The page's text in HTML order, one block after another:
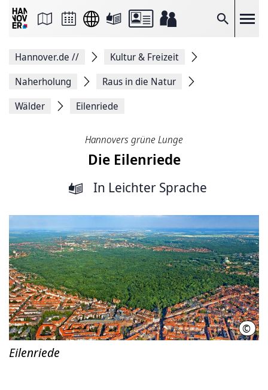
Suche
Seite
Facebook
teilen
Seitenlink
Hannover.de //
Kultur & Freizeit
Naherholung
Raus in die Natur
Wälder
Eilenriede
Hannovers grüne Lunge
Die Eilenriede
In Leichter Sprache
© LHH
Eilenriede